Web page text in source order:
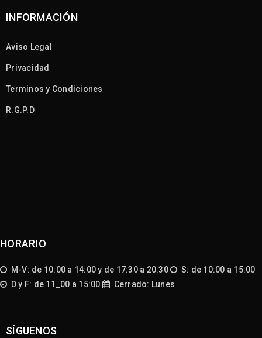
INFORMACIÓN
Aviso Legal
Privacidad
Terminos y Condiciones
R.G.P.D
HORARIO
M-V: de 10:00 a 14:00 y de 17:30 a 20:30
S: de 10:00 a 15:00
D y F: de 11_00 a 15:00
Cerrado: Lunes
SÍGUENOS